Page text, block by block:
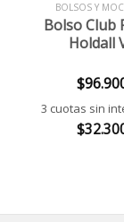
BOLSOS Y
Bolso Club
Holdall
$
3 cuotas sin
$